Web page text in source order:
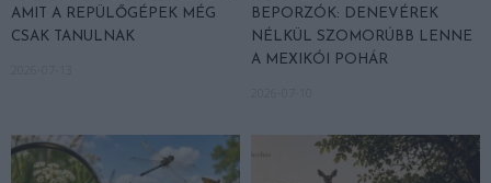
AMIT A REPÜLŐGÉPEK MÉG
CSAK TANULNAK
BEPORZÓK: DENEVÉREK
NÉLKÜL SZOMORÚBB LENNE
A MEXIKÓI POHÁR